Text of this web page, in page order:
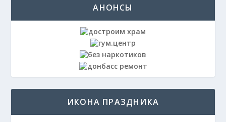
АНОНСЫ
ИКОНА ПРАЗДНИКА